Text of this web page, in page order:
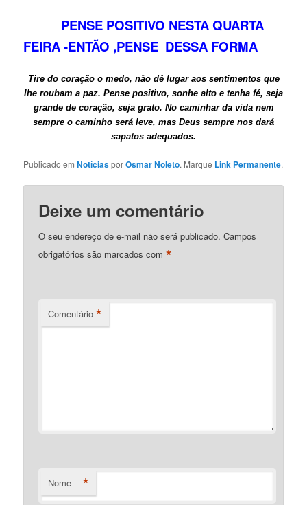
PENSE POSITIVO NESTA QUARTA
FEIRA -ENTÃO ,PENSE DESSA FORMA
Tire do coração o medo, não dê lugar aos sentimentos que
lhe roubam a paz. Pense positivo, sonhe alto e tenha fé, seja
grande de coração, seja grato. No caminhar da vida nem
sempre o caminho será leve, mas Deus sempre nos dará
sapatos adequados.
Publicado emNotíciasporOsmar Noleto. Marque Link Permanente.
Deixe um comentário
O seu endereço de e-mail não será publicado. Campos
obrigatórios são marcados com*
Comentário *
Nome *